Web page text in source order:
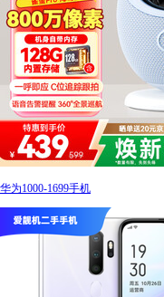
华为1000-1699手机